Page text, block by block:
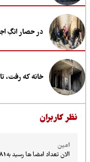
در حصار انگِ
خانه که رفت،
کاربران
الان تعداد امضا ها رسید به281هزارتا چرا پوشش نمیدی؟